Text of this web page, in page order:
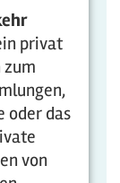
privat
oder das
von